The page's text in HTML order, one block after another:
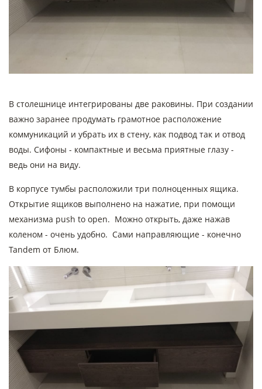
В столешнице интегрированы две раковины. При создании
важно заранее продумать грамотное расположение
коммуникаций и убрать их в стену, как подвод так и отвод
воды. Сифоны - компактные и весьма приятные глазу -
ведь они на виду.
В корпусе тумбы расположили три полноценных ящика.
Открытие ящиков выполнено на нажатие, при помощи
механизма push to open. Можно открыть, даже нажав
коленом - очень удобно. Сами направляющие - конечно
Tandem от Блюм.